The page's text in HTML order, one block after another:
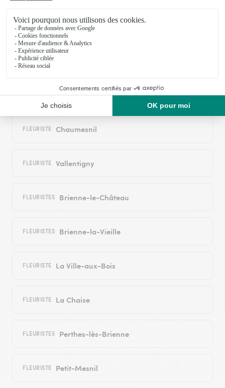
FLEURISTE Morvilliers
FLEURISTE
FLEURISTE Épothémont
FLEURISTE Chaumesnil
FLEURISTE Vallentigny
FLEURISTES Brienne-le-Château
FLEURISTES Brienne-la-Vieille
FLEURISTE La Ville-aux-Bois
FLEURISTE La Chaise
FLEURISTES Perthes-lès-Brienne
FLEURISTE Petit-Mesnil